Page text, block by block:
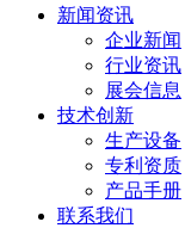
新闻资讯
企业新闻
行业资讯
展会信息
技术创新
生产设备
专利资质
产品手册
联系我们